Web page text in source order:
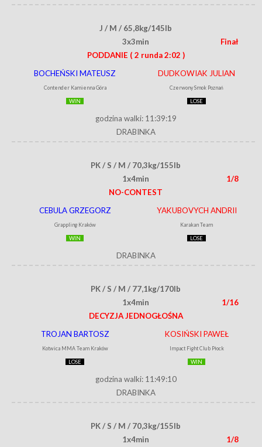
J / M / 65,8kg/145lb
3x3min
Finał
PODDANIE ( 2 runda 2:02 )
BOCHEŃSKI MATEUSZ
Contender Kamienna Góra
WIN
DUDKOWIAK JULIAN
Czerwony Smok Poznań
LOSE
godzina walki: 11:39:19
DRABINKA
PK / S / M / 70,3kg/155lb
1x4min
1/8
NO-CONTEST
CEBULA GRZEGORZ
Grappling Kraków
WIN
YAKUBOVYCH ANDRII
Karakan Team
LOSE
DRABINKA
PK / S / M / 77,1kg/170lb
1x4min
1/16
DECYZJA JEDNOGŁOŚNA
TROJAN BARTOSZ
Kotwica MMA Team Kraków
LOSE
KOSIŃSKI PAWEŁ
Impact Fight Club Płock
WIN
godzina walki: 11:49:10
DRABINKA
PK / S / M / 70,3kg/155lb
1x4min
1/8